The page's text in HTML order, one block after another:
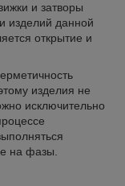
и затворы
изделий данной
открытие и
изделия не
исключительно
на фазы.